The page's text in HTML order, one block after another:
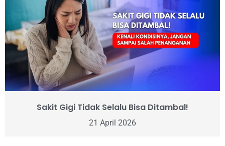
Sakit Gigi Tidak Selalu Bisa Ditambal!
21 April 2026